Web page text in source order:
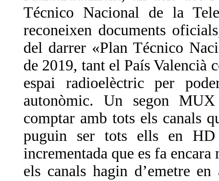
Técnico Nacional de la
reconeixen documents
del darrer «Plan Técnico
de 2019, tant el País Valencià
espai radioelèctric per
autonòmic. Un segon
comptar amb tots els canals
puguin ser tots ells en HD
incrementada que es fa
els canals hagin d’emetre